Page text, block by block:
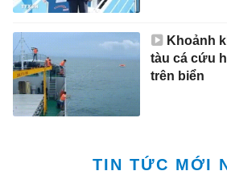
Khoảnh
tàu cá cứu
trên biển
TIN TỨC MỚI